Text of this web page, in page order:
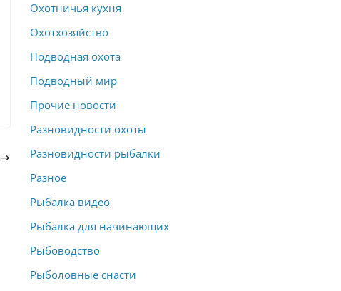
Охотничья кухня
Охотхозяйство
Подводная охота
Подводный мир
Прочие новости
Разновидности охоты
Разновидности рыбалки
Разное
Рыбалка видео
Рыбалка для начинающих
Рыбоводство
Рыболовные снасти